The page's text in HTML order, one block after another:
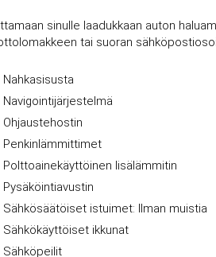
sinulle laadukkaan auton
tai suoran
Nahkasisusta
Navigointijärjestelmä
Ohjaustehostin
Penkinlämmittimet
Polttoainekäyttöinen lisälämmitin
Pysäköintiavustin
Sähkösäätöiset istuimet: Ilman muistia
Sähkökäyttöiset ikkunat
Sähköpeilit